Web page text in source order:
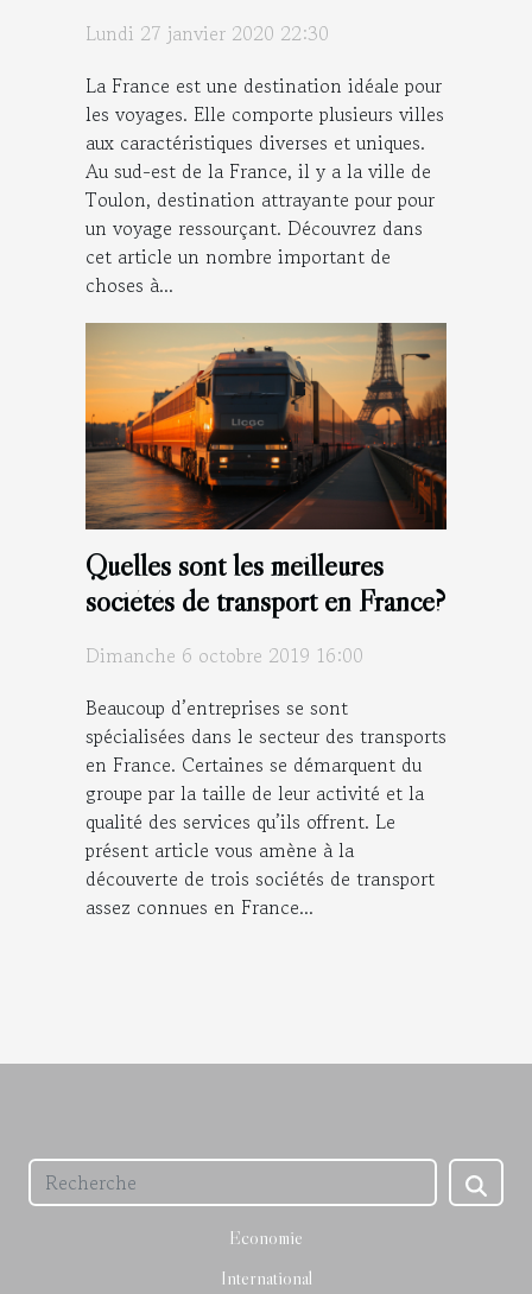
Lundi 27 janvier 2020 22:30
La France est une destination idéale pour
les voyages. Elle comporte plusieurs villes
aux caractéristiques diverses et uniques.
Au sud-est de la France, il y a la ville de
Toulon, destination attrayante pour pour
un voyage ressourçant. Découvrez dans
cet article un nombre important de
choses à...
Quelles sont les meilleures
sociétés de transport en France?
Dimanche 6 octobre 2019 16:00
Beaucoup d’entreprises se sont
spécialisées dans le secteur des transports
en France. Certaines se démarquent du
groupe par la taille de leur activité et la
qualité des services qu’ils offrent. Le
présent article vous amène à la
découverte de trois sociétés de transport
assez connues en France...
Economie
International